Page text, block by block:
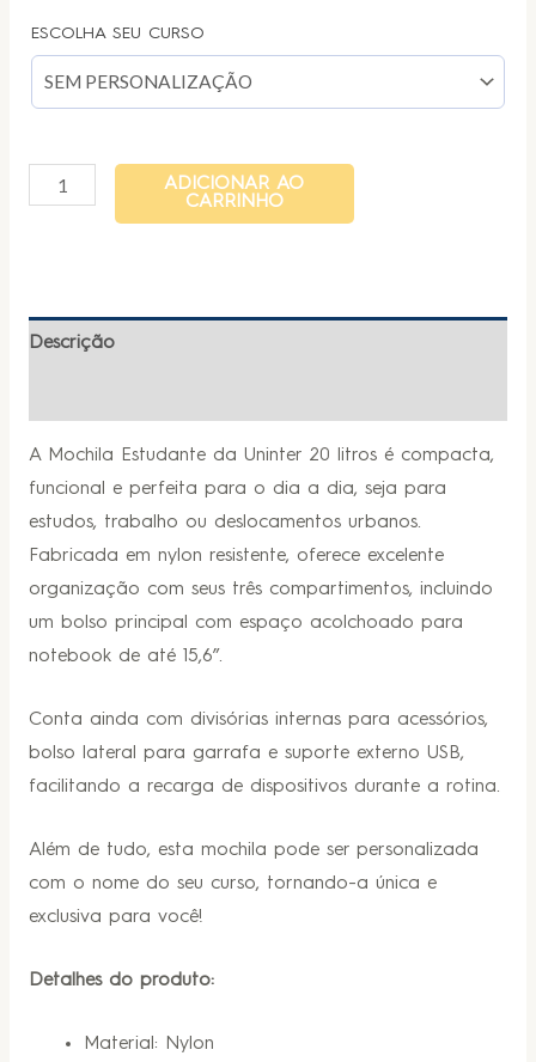
ESCOLHA SEU CURSO
ADICIONAR AO
CARRINHO
Descrição
A Mochila Estudante da Uninter 20 litros é compacta,
funcional e perfeita para o dia a dia, seja para
estudos, trabalho ou deslocamentos urbanos.
Fabricada em nylon resistente, oferece excelente
organização com seus três compartimentos, incluindo
um bolso principal com espaço acolchoado para
notebook de até 15,6”.
Conta ainda com divisórias internas para acessórios,
bolso lateral para garrafa e suporte externo USB,
facilitando a recarga de dispositivos durante a rotina.
Além de tudo, esta mochila pode ser personalizada
com o nome do seu curso, tornando-a única e
exclusiva para você!
Detalhes do produto:
Material: Nylon